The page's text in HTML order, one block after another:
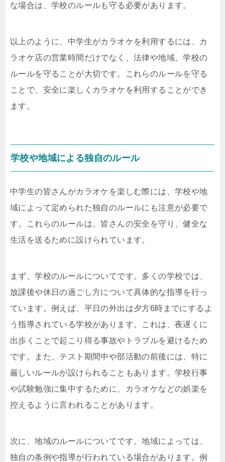
な場合は、学校のルールも守る必要があります。
以上のように、中学生がカラオケを利用するには、カ
ラオケ店の営業時間だけでなく、法律や地域、学校の
ルールを守ることが大切です。これらのルールを守る
ことで、安全に楽しくカラオケを利用することができ
ます。
学校や地域による独自のルール
中学生の皆さんがカラオケを楽しむ際には、学校や地
域によって定められた独自のルールにも注意が必要で
す。これらのルールは、皆さんの安全を守り、健全な
生活を送るために設けられています。
まず、学校のルールについてです。多くの学校では、
放課後や休日の過ごし方について具体的な指導を行っ
ています。例えば、平日の外出は夕方6時までにするよ
う指導されている学校があります。これは、夜遅くに
出歩くことで起こり得る事故やトラブルを避けるため
です。また、テスト期間中や部活動の前後には、特に
厳しいルールが設けられることもあります。学校行事
や試験勉強に集中するために、カラオケなどの娯楽を
控えるように言われることがあります。
次に、地域のルールについてです。地域によっては、
独自の条例や指導が行われている場合があります。例